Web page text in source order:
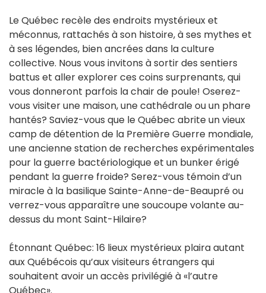
Le Québec recèle des endroits mystérieux et
méconnus, rattachés à son histoire, à ses mythes et
à ses légendes, bien ancrées dans la culture
collective. Nous vous invitons à sortir des sentiers
battus et aller explorer ces coins surprenants, qui
vous donneront parfois la chair de poule! Oserez-
vous visiter une maison, une cathédrale ou un phare
hantés? Saviez-vous que le Québec abrite un vieux
camp de détention de la Première Guerre mondiale,
une ancienne station de recherches expérimentales
pour la guerre bactériologique et un bunker érigé
pendant la guerre froide? Serez-vous témoin d’un
miracle à la basilique Sainte-Anne-de-Beaupré ou
verrez-vous apparaître une soucoupe volante au-
dessus du mont Saint-Hilaire?
Étonnant Québec: 16 lieux mystérieux plaira autant
aux Québécois qu’aux visiteurs étrangers qui
souhaitent avoir un accès privilégié à «l’autre